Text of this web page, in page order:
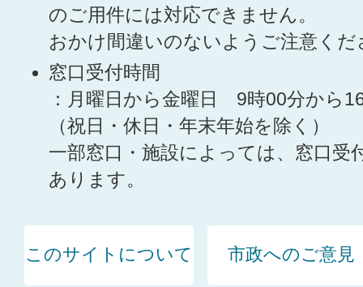
のご用件には対応できません。
おかけ間違いのないようご注意くだ
窓口受付時間
：月曜日から金曜日 9時00分から
（祝日・休日・年末年始を除く）
一部窓口・施設によっては、窓口受
あります。
このサイトについて 市政へのご意見